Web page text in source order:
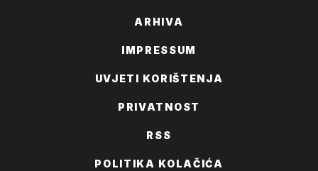
ARHIVA
IMPRESSUM
UVJETI KORIŠTENJA
PRIVATNOST
RSS
POLITIKA KOLAČIĆA